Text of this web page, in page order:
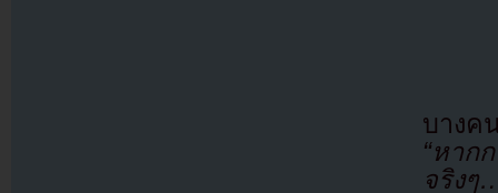
บางค
“หาก
จริง